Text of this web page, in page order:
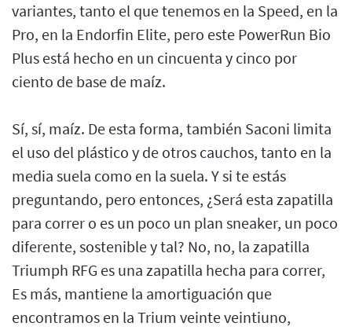
variantes, tanto el que tenemos en la Speed, en la
Pro, en la Endorfin Elite, pero este PowerRun Bio
Plus está hecho en un cincuenta y cinco por
ciento de base de maíz.
Sí, sí, maíz. De esta forma, también Saconi limita
el uso del plástico y de otros cauchos, tanto en la
media suela como en la suela. Y si te estás
preguntando, pero entonces, ¿Será esta zapatilla
para correr o es un poco un plan sneaker, un poco
diferente, sostenible y tal? No, no, la zapatilla
Triumph RFG es una zapatilla hecha para correr,
Es más, mantiene la amortiguación que
encontramos en la Trium veinte veintiuno,